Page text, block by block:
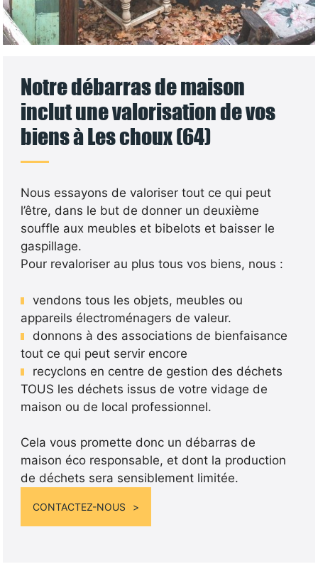
Notre débarras de maison
inclut une valorisation de vos
biens à Les choux (64)
Nous essayons de valoriser tout ce qui peut
l’être, dans le but de donner un deuxième
souffle aux meubles et bibelots et baisser le
gaspillage.
Pour revaloriser au plus tous vos biens, nous :
vendons tous les objets, meubles ou
appareils électroménagers de valeur.
donnons à des associations de bienfaisance
tout ce qui peut servir encore
recyclons en centre de gestion des déchets
TOUS les déchets issus de votre vidage de
maison ou de local professionnel.
Cela vous promette donc un débarras de
maison éco responsable, et dont la production
de déchets sera sensiblement limitée.
CONTACTEZ-NOUS